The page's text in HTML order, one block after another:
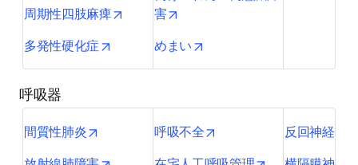
周期性四肢麻痺 opens in new tab/window
多発性硬化症 opens in new tab/window
害
めまい
呼吸器
間質性肺炎 opens in new tab/window
呼吸不全 opens in new tab/window
反回神経麻